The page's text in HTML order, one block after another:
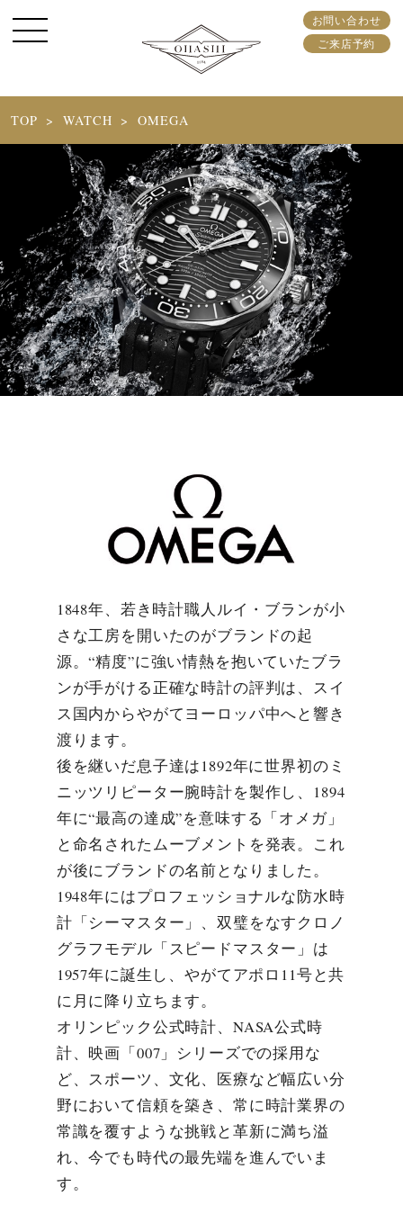
お問い合わせ
ご来店予約
TOP WATCH OMEGA
1848年、若き時計職人ルイ・ブランが小
さな工房を開いたのがブランドの起
源。“精度”に強い情熱を抱いていたブラ
ンが手がける正確な時計の評判は、スイ
ス国内からやがてヨーロッパ中へと響き
渡ります。
後を継いだ息子達は1892年に世界初のミ
ニッツリピーター腕時計を製作し、1894
年に“最高の達成”を意味する「オメガ」
と命名されたムーブメントを発表。これ
が後にブランドの名前となりました。
1948年にはプロフェッショナルな防水時
計「シーマスター」、双璧をなすクロノ
グラフモデル「スピードマスター」は
1957年に誕生し、やがてアポロ11号と共
に月に降り立ちます。
オリンピック公式時計、NASA公式時
計、映画「007」シリーズでの採用な
ど、スポーツ、文化、医療など幅広い分
野において信頼を築き、常に時計業界の
常識を覆すような挑戦と革新に満ち溢
れ、今でも時代の最先端を進んでいま
す。